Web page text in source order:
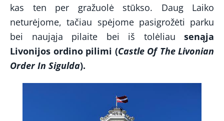
kas ten per gražuolė stūkso. Daug Laiko
neturėjome, tačiau spėjome pasigrožėti parku
bei naująja pilaite bei iš tolėliau senąja
Livonijos ordino pilimi (Castle Of The Livonian
Order In Sigulda).